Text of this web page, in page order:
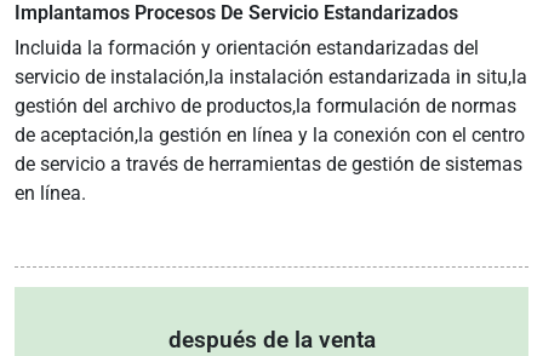
Implantamos Procesos De Servicio Estandarizados
Incluida la formación y orientación estandarizadas del
servicio de instalación,la instalación estandarizada in situ,la
gestión del archivo de productos,la formulación de normas
de aceptación,la gestión en línea y la conexión con el centro
de servicio a través de herramientas de gestión de sistemas
en línea.
después de la venta